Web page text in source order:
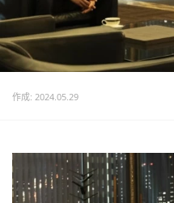
作成: 2024.05.29